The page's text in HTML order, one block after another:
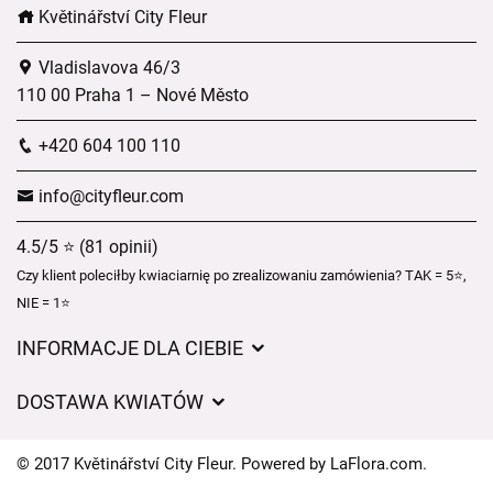
Květinářství City Fleur
Vladislavova 46/3
110 00 Praha 1 – Nové Město
+420 604 100 110
info@cityfleur.com
4.5/5 ⭐ (81 opinii)
Czy klient poleciłby kwiaciarnię po zrealizowaniu zamówienia? TAK = 5⭐,
NIE = 1⭐
INFORMACJE DLA CIEBIE
Czasy dostawy kwiatów – przegląd możliwości
DOSTAWA KWIATÓW
Gdzie dostarczamy kwiaty
© 2017 Květinářství City Fleur. Powered by LaFlora.com.